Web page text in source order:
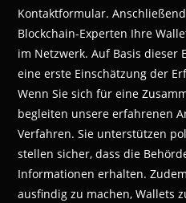
Kontaktformular.
Blockchain-Experten Ihre
im Netzwerk. Auf Basis dieser
eine erste Einschätzung der
Wenn Sie sich für eine
begleiten unsere erfahrenen
Verfahren. Sie unterstützen
stellen sicher, dass die
Informationen erhalten.
ausfindig zu machen, Wallets